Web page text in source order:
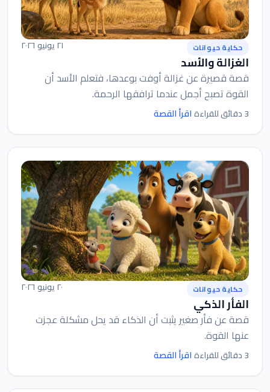
حكاية حيوانات ٢١ يونيو ٢٠٢٦
الغزالة والأسد
قصة قصيرة عن غزالة أوفت بوعدها، فتعلم الأسد أن
القوة تصبح أجمل عندما ترافقها الرحمة.
3 دقائق للقراءة اقرأ القصة
حكاية حيوانات ٢٠ يونيو ٢٠٢٦
الفأر الذكي
قصة عن فأر صغير يثبت أن الذكاء قد يحل مشكلة عجزت
عنها القوة.
3 دقائق للقراءة اقرأ القصة